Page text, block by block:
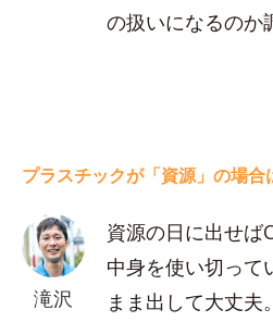
の扱いになるのか
プラスチックが「資源」の場合
滝沢
資源の日に出せば
中身を使い切って
まま出して大丈